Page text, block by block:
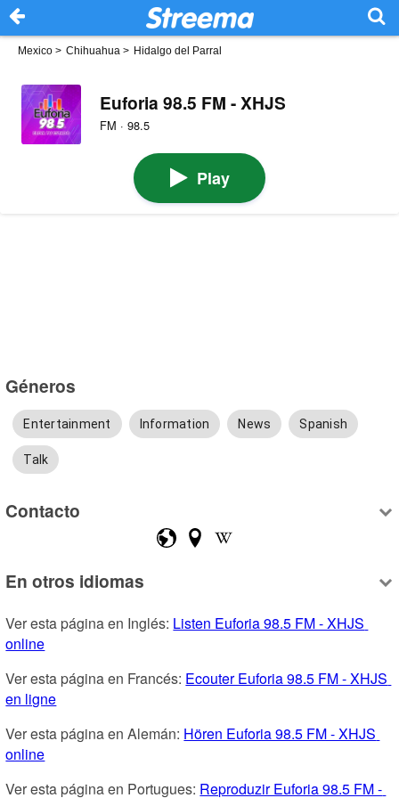
Mexico > Chihuahua > Hidalgo del Parral
Euforia 98.5 FM - XHJS
FM · 98.5
Play
Géneros
Entertainment Information News Spanish
Talk
Contacto
En otros idiomas
Ver esta página en Inglés: Listen Euforia 98.5 FM - XHJS
online
Ver esta página en Francés: Ecouter Euforia 98.5 FM - XHJS
en ligne
Ver esta página en Alemán: Hören Euforia 98.5 FM - XHJS
online
Ver esta página en Portugues: Reproduzir Euforia 98.5 FM -